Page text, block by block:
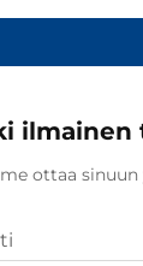
ilmainen
ottaa